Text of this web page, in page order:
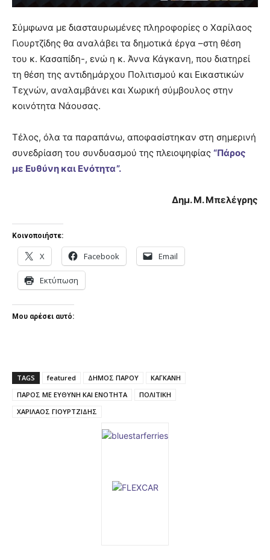
Σύμφωνα με διασταυρωμένες πληροφορίες ο Χαρίλαος
Γιουρτζίδης θα αναλάβει τα δημοτικά έργα –στη θέση
του κ. Κασαπίδη-, ενώ η κ. Άννα Κάγκανη, που διατηρεί
τη θέση της αντιδημάρχου Πολιτισμού και Εικαστικών
Τεχνών, αναλαμβάνει και Χωρική σύμβουλος στην
κοινότητα Νάουσας.
Τέλος, όλα τα παραπάνω, αποφασίστηκαν στη σημερινή
συνεδρίαση του συνδυασμού της πλειοψηφίας “Πάρος
με Ευθύνη και Ενότητα”.
Δημ. Μ. Μπελέγρης
Κοινοποιήστε:
X Facebook Email
Εκτύπωση
Μου αρέσει αυτό:
TAGS featured ΔΗΜΟΣ ΠΑΡΟΥ
ΚΑΓΚΑΝΗ
ΠΑΡΟΣ ΜΕ ΕΥΘΥΝΗ ΚΑΙ ΕΝΟΤΗΤΑ
ΠΟΛΙΤΙΚΗ
ΧΑΡΙΛΑΟΣ ΓΙΟΥΡΤΖΙΔΗΣ